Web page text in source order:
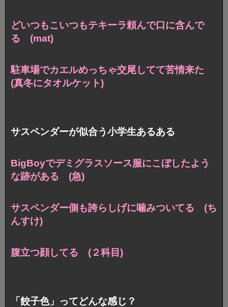
どいつもこいつもテキーラ頼んで口に含んで
る (mat)
駐車場でカエルめっちゃ交尾してて苦情来た
(真冬にタオルケット)
サスペンダーが似合う小学生あるある
BigBoyでデミグラスソース服にこぼしたよう
な跡がある (急)
サスペンダー側も誇らしげに噛みついてる (ち
んすけ)
腹立つ顔してる (２科目)
「餃子色」ってどんな感じ？